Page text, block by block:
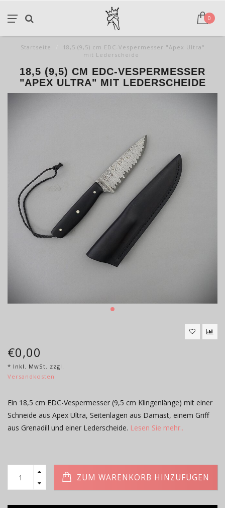
0
Startseite
18,5 (9,5) cm EDC-Vespermesser "Apex Ultra"
mit Lederscheide
18,5 (9,5) CM EDC-VESPERMESSER
"APEX ULTRA" MIT LEDERSCHEIDE
€0,00
* Inkl. MwSt. zzgl.
Versandkosten
Ein 18,5 cm EDC-Vespermesser (9,5 cm Klingenlänge) mit einer
Schneide aus Apex Ultra, Seitenlagen aus Damast, einem Griff
aus Grenadill und einer Lederscheide. Lesen Sie mehr..
ZUM WARENKORB HINZUFÜGEN